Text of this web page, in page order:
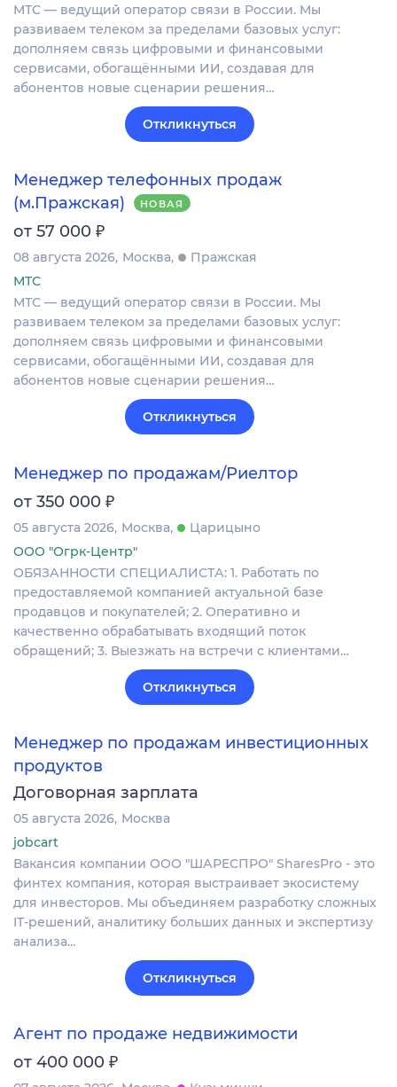
МТС — ведущий оператор связи в России. Мы
развиваем телеком за пределами базовых услуг:
дополняем связь цифровыми и финансовыми
сервисами, обогащёнными ИИ, создавая для
абонентов новые сценарии решения…
Откликнуться
Менеджер телефонных продаж
(м.Пражская)
НОВАЯ
от 57 000 ₽
08 августа 2026 Москва
Пражская
МТС
МТС — ведущий оператор связи в России. Мы
развиваем телеком за пределами базовых услуг:
дополняем связь цифровыми и финансовыми
сервисами, обогащёнными ИИ, создавая для
абонентов новые сценарии решения…
Откликнуться
Менеджер по продажам/Риелтор
от 350 000 ₽
05 августа 2026 Москва
Царицыно
ООО "Огрк-Центр"
ОБЯЗАННОСТИ СПЕЦИАЛИСТА: 1. Работать по
предоставляемой компанией актуальной базе
продавцов и покупателей; 2. Оперативно и
качественно обрабатывать входящий поток
обращений; 3. Выезжать на встречи с клиентами…
Откликнуться
Менеджер по продажам инвестиционных
продуктов
Договорная зарплата
05 августа 2026 Москва
jobcart
Вакансия компании ООО "ШАРЕСПРО" SharesPro - это
финтех компания, которая выстраивает экосистему
для инвесторов. Мы объединяем разработку сложных
IT‑решений, аналитику больших данных и экспертизу
анализа…
Откликнуться
Агент по продаже недвижимости
от 400 000 ₽